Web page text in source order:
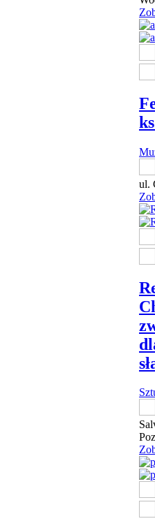
ul.